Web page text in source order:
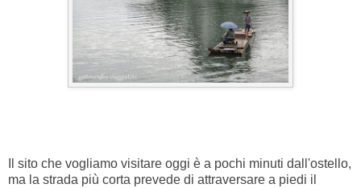
Il sito che vogliamo visitare oggi è a pochi minuti dall'ostello,
ma la strada più corta prevede di attraversare a piedi il